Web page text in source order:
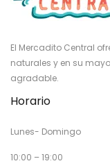
El Mercadito Central
naturales y en su
agradable.
Horario
Lunes- Domingo
10:00 – 19:00